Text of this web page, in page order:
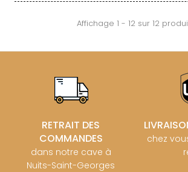
Affichage 1 - 12 sur 12
RETRAIT DES
COMMANDES
dans notre cave à
Nuits-Saint-Georges
chez